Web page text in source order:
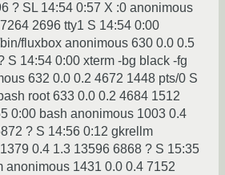
? SL 14:54 0:57 X :0 anonimous
2696 tty1 S 14:54 0:00
fluxbox anonimous 630 0.0 0.5
S 14:54 0:00 xterm -bg black -fg
632 0.0 0.2 4672 1448 pts/0 S
root 633 0.0 0.2 4684 1512
0:00 bash anonimous 1003 0.4
? S 14:56 0:12 gkrellm
0.4 1.3 13596 6868 ? S 15:35
anonimous 1431 0.0 0.4 7152